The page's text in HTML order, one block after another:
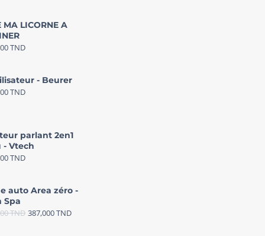
MA LICORNE A
TND
- Beurer
TND
parlant 2en1
- Vtech
TND
auto Area zéro -
Spa
TND 387,000TND